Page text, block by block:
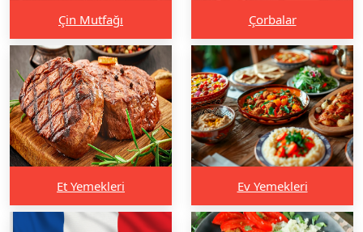
Çin Mutfağı Çorbalar
Et Yemekleri Ev Yemekleri